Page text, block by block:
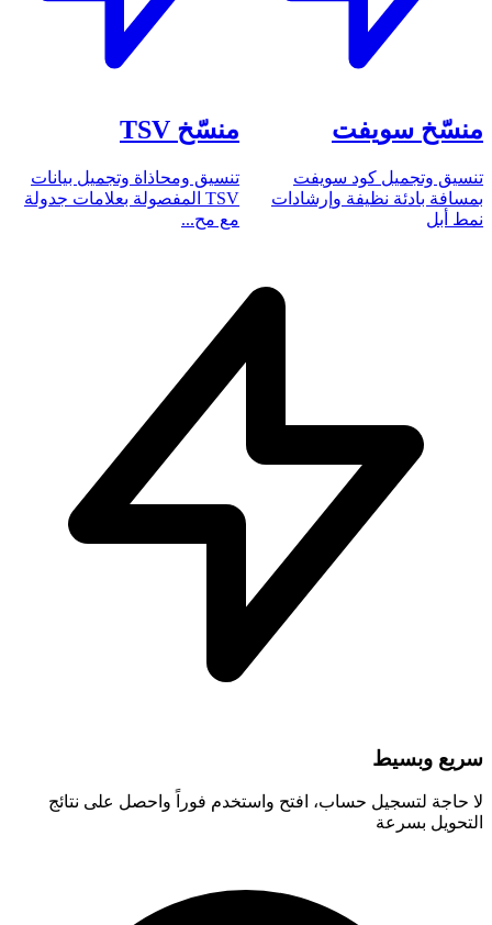
منسّخ سويفت
تنسيق وتجميل كود سويفت
بمسافة بادئة نظيفة وإرشادات
نمط أبل
منسّخ TSV
تنسيق ومحاذاة وتجميل بيانات
TSV المفصولة بعلامات جدولة
مع مح...
سريع وبسيط
لا حاجة لتسجيل حساب، افتح واستخدم فوراً واحصل على نتائج
التحويل بسرعة